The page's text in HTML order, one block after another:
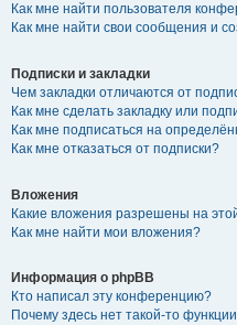
Как мне найти пользователя
Как мне найти свои сообщения и
Подписки и закладки
Чем закладки отличаются от
Как мне сделать закладку или
Как мне подписаться на
Как мне отказаться от подписки?
Вложения
Какие вложения разрешены на
Как мне найти мои вложения?
Информация о phpBB
Кто написал эту конференцию?
Почему здесь нет такой-то